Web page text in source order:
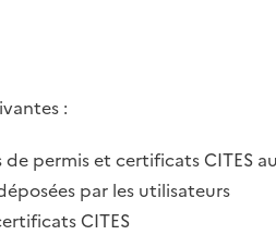
:
permis et certificats CITES
par les utilisateurs
CITES